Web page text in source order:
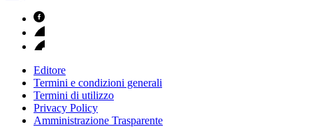
Editore
Termini e condizioni generali
Termini di utilizzo
Privacy Policy
Amministrazione Trasparente